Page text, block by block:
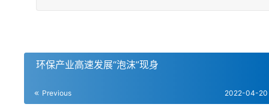
环保产业高速发展“泡沫”现身
Previous 2022-04-20